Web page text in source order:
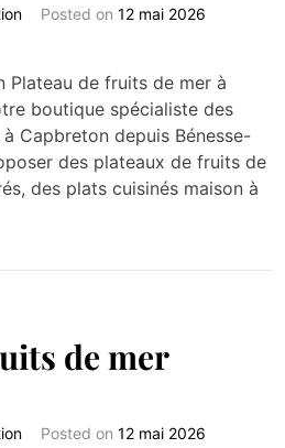
Posted on 12 mai 2026
Plateau de fruits de mer à
boutique spécialiste des
Capbreton depuis Bénesse-
des plateaux de fruits de
des plats cuisinés maison à
de mer
Posted on 12 mai 2026